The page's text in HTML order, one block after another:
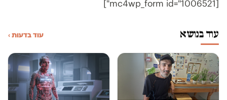
[mc4wp_form id="1006521"]
עוד בנושא עוד בדעות ›